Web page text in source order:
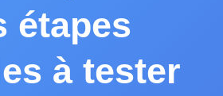
étapes
à tester